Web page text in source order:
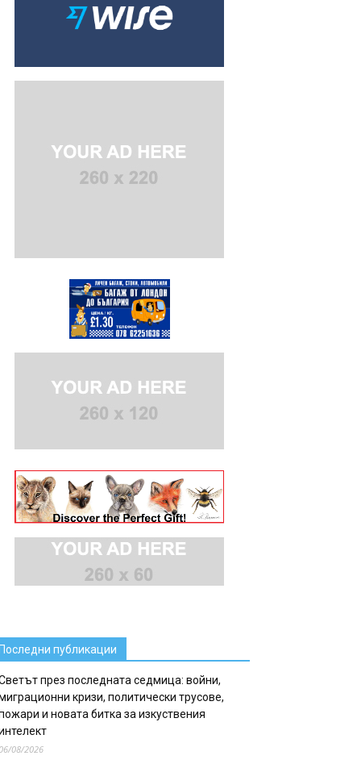
публикации
през последната седмица: войни,
кризи, политически трусове,
и новата битка за изкуствения
08/2026